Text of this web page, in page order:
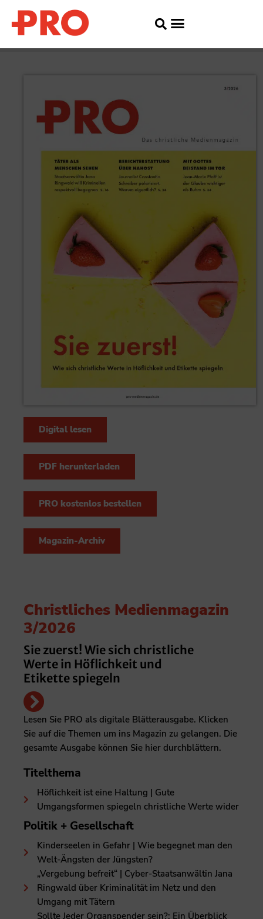
Digital lesen
PDF herunterladen
PRO kostenlos bestellen
Magazin-Archiv
Christliches Medienmagazin
3/2026
Sie zuerst! Wie sich christliche
Werte in Höflichkeit und
Etikette spiegeln
Lesen Sie PRO als digitale Blätterausgabe. Klicken
Sie auf die Themen um ins Magazin zu gelangen. Die
gesamte Ausgabe können Sie hier durchblättern.
Titelthema
Höflichkeit ist eine Haltung | Gute
Umgangsformen spiegeln christliche Werte wider
Politik + Gesellschaft
Kinderseelen in Gefahr | Wie begegnet man den
Welt-Ängsten der Jüngsten?
„Vergebung befreit“ | Cyber-Staatsanwältin Jana
Ringwald über Kriminalität im Netz und den
Umgang mit Tätern
Sollte Jeder Organspender sein?: Ein Überblick